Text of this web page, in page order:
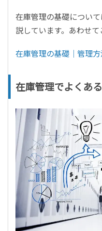
在庫管理の基礎につい
説しています。あわせて
在庫管理の基礎｜管理
在庫管理でよくあ